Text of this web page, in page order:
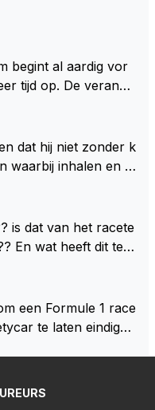
begint al aardig vor
tijd op. De verande
effect hebb
het 3 jaar zijn, hoo
Vergeet niet, hij hee
F1 op dit moment.
dat hij niet zonder k
rijden van de
racen waarbij de ma
g
Dan kan hij
laten zien en he
is dat van het racete
En wat heeft dit te
geworden?? Eerlijk
artikel niet echt.
een Formule 1 race
te laten eindigen